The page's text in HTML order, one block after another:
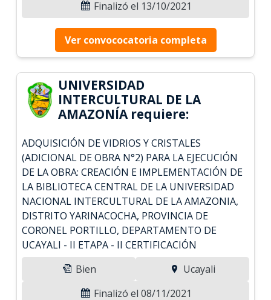
Finalizó el 13/10/2021
Ver convococatoria completa
UNIVERSIDAD
INTERCULTURAL DE LA
AMAZONÍA requiere:
ADQUISICIÓN DE VIDRIOS Y CRISTALES
(ADICIONAL DE OBRA N°2) PARA LA EJECUCIÓN
DE LA OBRA: CREACIÓN E IMPLEMENTACIÓN DE
LA BIBLIOTECA CENTRAL DE LA UNIVERSIDAD
NACIONAL INTERCULTURAL DE LA AMAZONIA,
DISTRITO YARINACOCHA, PROVINCIA DE
CORONEL PORTILLO, DEPARTAMENTO DE
UCAYALI - II ETAPA - II CERTIFICACIÓN
Bien
Ucayali
Finalizó el 08/11/2021